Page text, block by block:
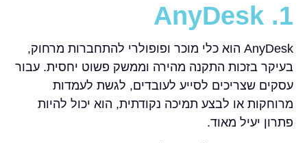
1. AnyDesk
AnyDesk הוא כלי מוכר ופופולרי להתחברות מרחוק,
בעיקר בזכות התקנה מהירה וממשק פשוט יחסית. עבור
עסקים שצריכים לסייע לעובדים, לגשת לעמדות
מרוחקות או לבצע תמיכה נקודתית, הוא יכול להיות
פתרון יעיל מאוד.